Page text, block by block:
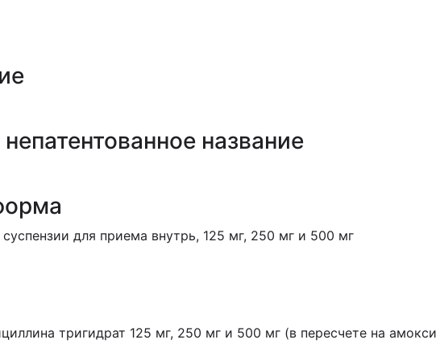
название
для приема внутрь, 125 мг, 250 мг и 500 мг
тригидрат 125 мг, 250 мг и 500 мг (в пересчете на